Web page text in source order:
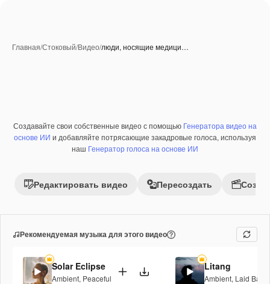
Главная/Стоковый/Видео/люди, носящие медици…
Премиум
Создавайте свои собственные видео с помощью Генератора видео на
основе ИИ и добавляйте потрясающие закадровые голоса, используя
наш Генератор голоса на основе ИИ
Редактировать видео Пересоздать
Рекомендуемая музыка для этого видео
Solar Eclipse
Ambient, Peaceful
Litang
Ambient, Laid Back